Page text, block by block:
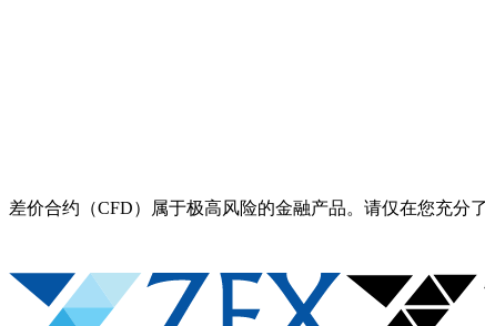
差价合约（CFD）属于极高风险的金融产品。请仅在您充分